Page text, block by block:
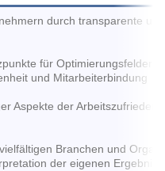
durch transparente
für Optimierungsfelder
und Mitarbeiterbindung
Aspekte der
Branchen und
der eigenen